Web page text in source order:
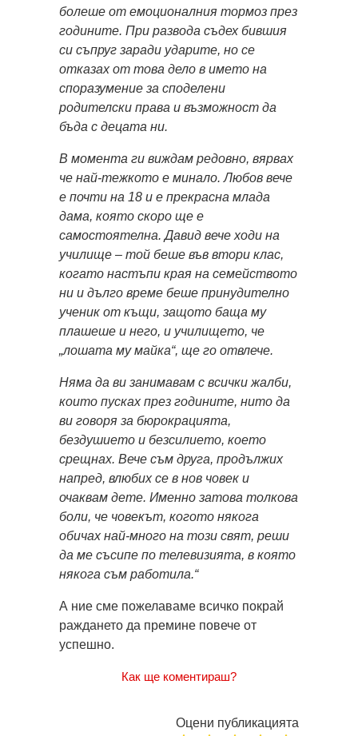
болеше от емоционалния тормоз през
годините. При развода съдех бившия
си съпруг заради ударите, но се
отказах от това дело в името на
споразумение за споделени
родителски права и възможност да
бъда с децата ни.
В момента ги виждам редовно, вярвах
че най-тежкото е минало. Любов вече
е почти на 18 и е прекрасна млада
дама, която скоро ще е
самостоятелна. Давид вече ходи на
училище – той беше във втори клас,
когато настъпи края на семейството
ни и дълго време беше принудително
ученик от къщи, защото баща му
плашеше и него, и училището, че
„лошата му майка“, ще го отвлече.
Няма да ви занимавам с всички жалби,
които пусках през годините, нито да
ви говоря за бюрокрацията,
бездушието и безсилието, което
срещнах. Вече съм друга, продължих
напред, влюбих се в нов човек и
очаквам дете. Именно затова толкова
боли, че човекът, когото някога
обичах най-много на този свят, реши
да ме съсипе по телевизията, в която
някога съм работила.“
А ние сме пожелаваме всичко покрай
раждането да премине повече от
успешно.
Как ще коментираш?
Оцени публикацията